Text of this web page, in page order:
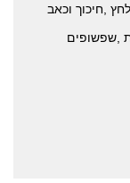
,חיכוך וכאב
,שפשופים